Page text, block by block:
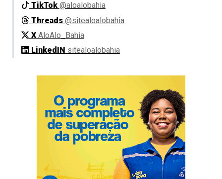
TikTok @aloalobahia
Threads @sitealoalobahia
X AloAlo_Bahia
LinkedIN sitealoalobahia